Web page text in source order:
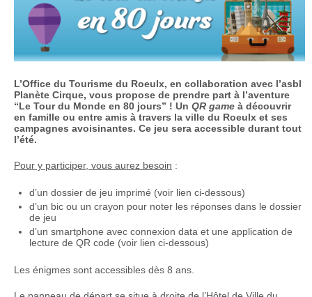
L’Office du Tourisme du Roeulx, en collaboration avec l’asbl
Planète Cirque, vous propose de prendre part à l’aventure
“Le Tour du Monde en 80 jours” ! Un QR game à découvrir
en famille ou entre amis à travers la ville du Roeulx et ses
campagnes avoisinantes. Ce jeu sera accessible durant tout
l’été.
Pour y participer, vous aurez besoin :
d’un dossier de jeu imprimé (voir lien ci-dessous)
d’un bic ou un crayon pour noter les réponses dans le dossier
de jeu
d’un smartphone avec connexion data et une application de
lecture de QR code (voir lien ci-dessous)
Les énigmes sont accessibles dès 8 ans.